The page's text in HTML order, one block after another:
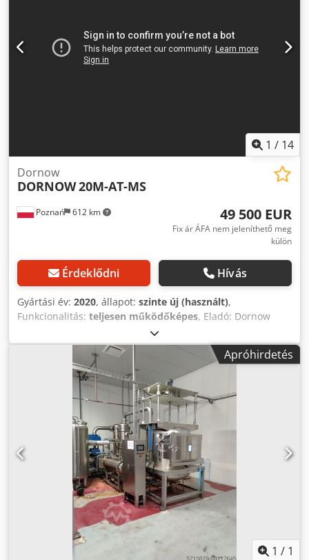
1 / 14
Poznań 612 km
Dornow
DORNOW20M-AT-MS
49 500 EUR
Fix ár ÁFA nem jeleníthető meg
külön
Érdeklődni Hívás
Gyártási év: 2020, állapot: szinte új (használt),
Funkcionalitás: teljesen működőképes, Eladó: Dornow
burgonyahámozó sor (gyártási év: 2020) Használatban volt
2023 augusztusáig – nagyon jó állapotban, teljesen
működőképes. A sor elemei: • Tároló bunker
szállítószalaggal (kb. 1 t nyersanyag kapacitás) •
Burgonyahámozó késekkel, 20M-AT-MS modell • Hengeres
ellenőrző asztal kivehető gumómosó egységgel • Előmosó
szállítószalagokkal • Tartósítási és csomagoló gép elvivő
szalaggal, adagolószalaggal, csepegtető szekcióval és öblítő
fúvókákkal (levegő és víz) • Egykamrás
vákuumcsomagológép (kamra mérete: 600 x 400 mm,
vákuumszivattyú teljesítménye: 60 m³/h) • A hámozóhoz
tartalék, új pengék tartoznak a készlethez. A sor
használható céklához, zellerhez, hosszabb hámozási ciklus
esetén akár sárgarépához is. Felár ellenében opcionálisan
adható hozzá: szeletelőgép, fémdetektor... igény szerint.
Műszaki adatok: • Automatikus munkafolyamat: o A
Apróhirdetés
1 / 1